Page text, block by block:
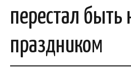
перестал быть
праздником